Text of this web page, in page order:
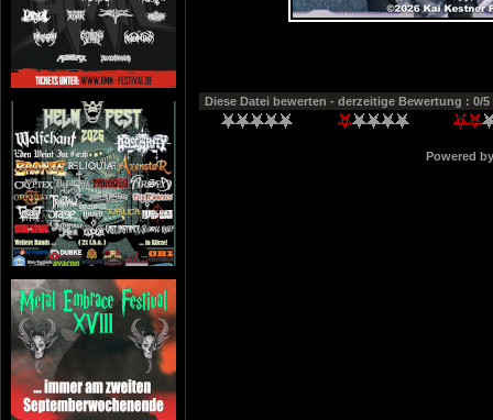
Diese Datei bewerten - derzeitige Bewertung : 0/
Powered